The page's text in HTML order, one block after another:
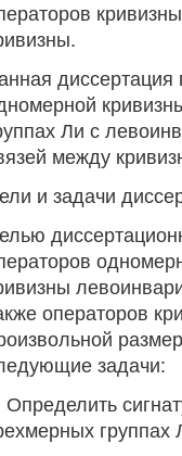
Ли с
между
и задачи
операторов
задачи:
Определить
группах